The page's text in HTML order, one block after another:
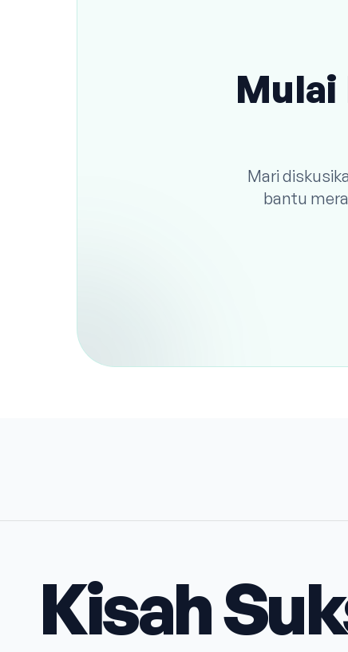
Mulai
Mari
bantu
Kisah